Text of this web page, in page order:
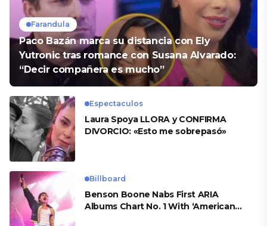
Farandula
Paco Bazán marca su distancia con Ely
Yutronic tras romance con Susana Alvarado:
“Decir compañera es mucho”
Espectaculos
Laura Spoya LLORA y CONFIRMA
DIVORCIO: «Esto me sobrepasó»
Billboard
Benson Boone Nabs First ARIA
Albums Chart No. 1 With ‘American